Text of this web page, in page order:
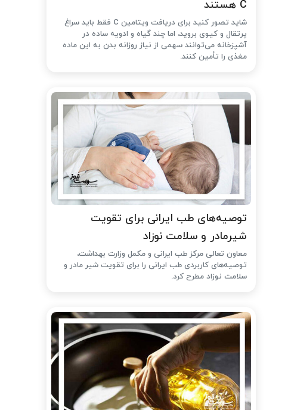
C هستند
شاید تصور کنید برای دریافت ویتامین C فقط باید سراغ
پرتقال و کیوی بروید، اما چند گیاه و ادویه ساده در
آشپزخانه می‌توانند سهمی از نیاز روزانه بدن به این ماده
مغذی را تأمین کنند.
توصیه‌های طب ایرانی برای تقویت
شیرمادر و سلامت نوزاد
معاون تعالی مرکز طب ایرانی و مکمل وزارت بهداشت،
توصیه‌های کاربردی طب ایرانی را برای تقویت شیر مادر و
سلامت نوزاد مطرح کرد.